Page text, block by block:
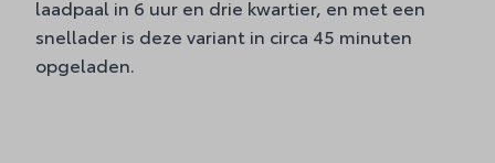
laadpaal in 6 uur en drie kwartier, en met een
snellader is deze variant in circa 45 minuten
opgeladen.